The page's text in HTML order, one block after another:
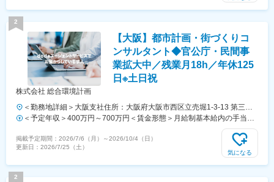
2
【大阪】都市計画・街づくりコ
ンサルタント◆官公庁・民間事
業拡大中／残業月18h／年休125
日※土日祝
株式会社 総合環境計画
＜勤務地詳細＞大阪支社住所：大阪府大阪市西区立売堀1-3-13 第三富
士ビル2階勤務地最寄駅：大阪メトロ四つ橋線線／本町駅受動喫煙対
＜予定年収＞400万円～700万円＜賃金形態＞月給制基本給内の手当て
に応じ、見なし時間外手当の金額が変動致します。＜賃金内訳＞月額
（基本給）：194,080円～228,080円固定残業手当/月：63,000円～
203,000円（固定残業時間40時間0分/月）超過した時間外労働の残業手
掲載予定期間： 2026/7/6（月） ～2026/10/4（日）
更新日： 2026/7/25（土）
気になる
2